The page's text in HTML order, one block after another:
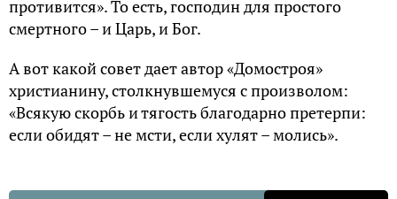
противится». То есть, господин для простого
смертного – и Царь, и Бог.
А вот какой совет дает автор «Домостроя»
христианину, столкнувшемуся с произволом:
«Всякую скорбь и тягость благодарно претерпи:
если обидят – не мсти, если хулят – молись».